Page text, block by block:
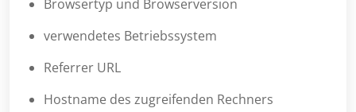
Browsertyp und Browserversion
verwendetes Betriebssystem
Referrer URL
Hostname des zugreifenden Rechners